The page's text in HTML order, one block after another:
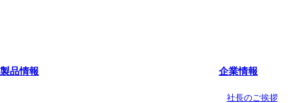
製品情報 企業情報
社長のご挨拶